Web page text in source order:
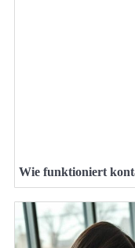
Wie funktioniert